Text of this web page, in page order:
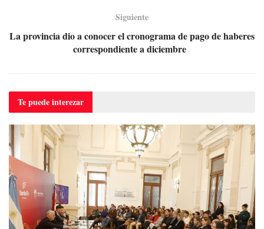
Siguiente
La provincia dio a conocer el cronograma de pago de haberes
correspondiente a diciembre
Te puedeinterezar